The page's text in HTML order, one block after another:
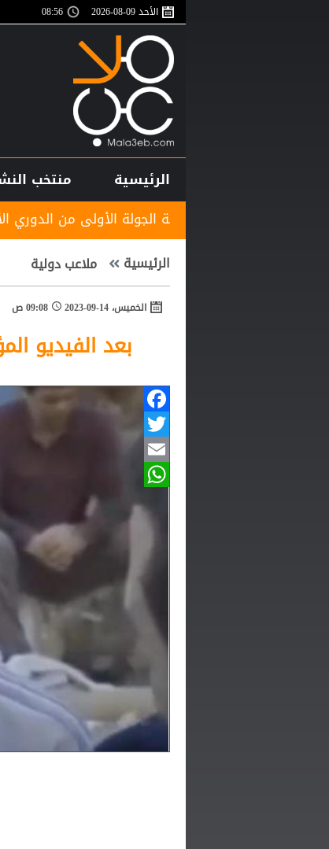
الأحد 09-08-2026 08:56
الرئيسية منتخب
في قمة الجولة الأولى من الدوري الأردني للمحترفين
الرئيسية ملاعب دولية
الخميس، 14-09-2023 09:08 ص
بعد الفيديو
Facebook
Twitter
Email
WhatsApp